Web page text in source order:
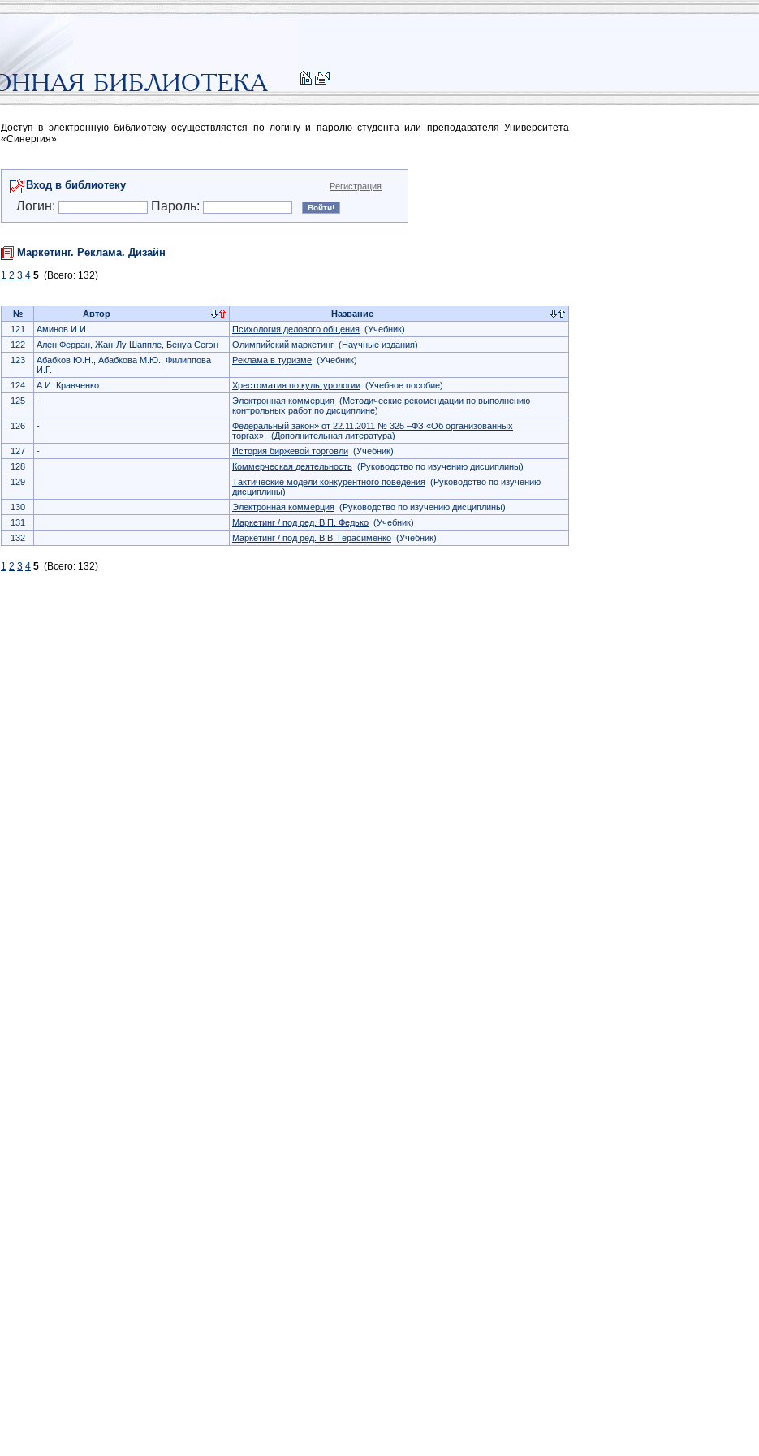
Доступ в электронную библиотеку осуществляется по логину и паролю студента или преподавателя Университета
«Синергия»
Вход в библиотеку Регистрация
Логин: Пароль:
Маркетинг. Реклама. Дизайн
1 2 3 4 5 (Всего: 132)
№ Автор
Название
121
Аминов И.И. Психология делового общения (Учебник)
122
Ален Ферран, Жан-Лу Шаппле, Бенуа Сегэн Олимпийский маркетинг (Научные издания)
123
Абабков Ю.Н., Абабкова М.Ю., Филиппова
И.Г.
Реклама в туризме (Учебник)
124 А.И. Кравченко Хрестоматия по культурологии (Учебное пособие)
125
- Электронная коммерция (Методические рекомендации по выполнению
контрольных работ по дисциплине)
126
-
Федеральный закон» от 22.11.2011 № 325 –ФЗ «Об организованных
торгах».
(Дополнительная литература)
127
- История биржевой торговли (Учебник)
128
Коммерческая деятельность (Руководство по изучению дисциплины)
129
Тактические модели конкурентного поведения (Руководство по изучению
дисциплины)
130
Электронная коммерция (Руководство по изучению дисциплины)
131
Маркетинг / под ред. В.П. Федько (Учебник)
132
Маркетинг / под ред. В.В. Герасименко (Учебник)
1 2 3 4 5 (Всего: 132)